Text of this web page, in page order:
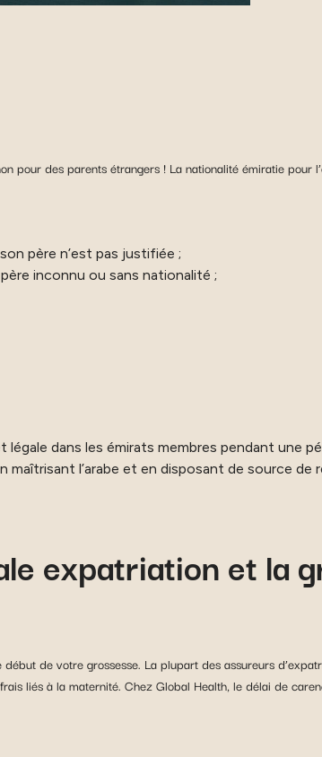
pour des parents étrangers ! La nationalité émiratie pour
père n’est pas justifiée ;
inconnu ou sans nationalité ;
dans les émirats membres pendant une
maîtrisant l’arabe et en disposant de source de
expatriation et la
de votre grossesse. La plupart des assureurs
liés à la maternité. Chez Global Health, le délai de